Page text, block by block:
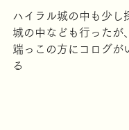
ハイラル城の中も少し
城の中なども行ったが
端っこの方にコログが
る